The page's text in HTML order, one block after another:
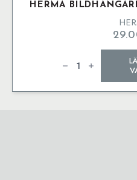
HERMA
bildhängare
Home
mängd